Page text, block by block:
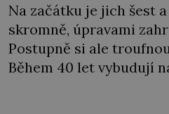
Na začátku je jich šest
skromně, úpravami
Postupně si ale
Během 40 let vybudují